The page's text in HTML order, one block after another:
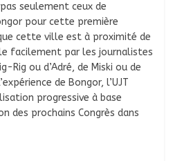
seulement ceux de
pour cette première
cette ville est à proximité de
facilement par les journalistes
Rig ou d’Adré, de Miski ou de
de Bongor, l’UJT
progressive à base
des prochains Congrès dans